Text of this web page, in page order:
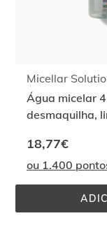
Micellar
Água micelar
desmaquilha,
18,77€
ou 1.400